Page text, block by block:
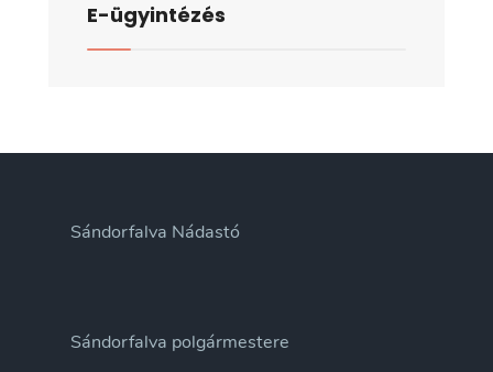
E-ügyintézés
Sándorfalva Nádastó
Sándorfalva polgármestere